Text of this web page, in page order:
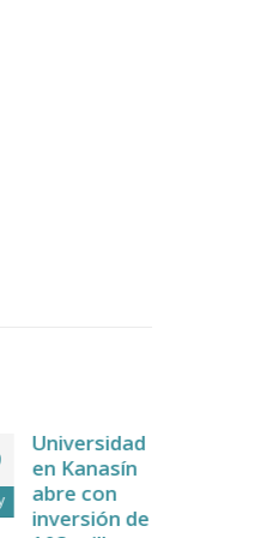
Universidad
en Kanasín
abre con
inversión de